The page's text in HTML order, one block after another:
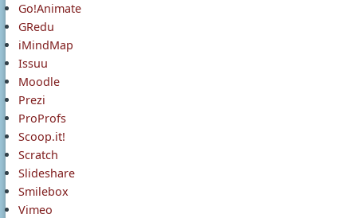
Go!Animate
GRedu
iMindMap
Issuu
Moodle
Prezi
ProProfs
Scoop.it!
Scratch
Slideshare
Smilebox
Vimeo